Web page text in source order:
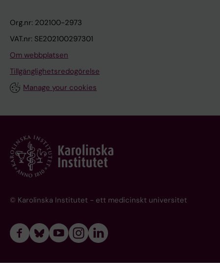
Org.nr: 202100-2973
VAT.nr: SE202100297301
Om webbplatsen
Tillgänglighetsredogörelse
Manage your cookies
© Karolinska Institutet - ett medicinskt universitet